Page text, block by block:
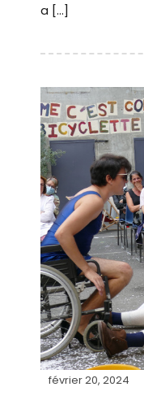
a […]
février 20, 2024